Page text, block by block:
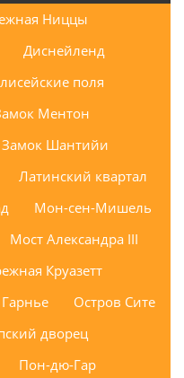
Ниццы
Диснейленд
поля
Ментон
Замок Шантийи
Латинский квартал
Мон-сен-Мишель
Мост Александра III
Круазетт
Остров Сите
дворец
Пон-дю-Гар